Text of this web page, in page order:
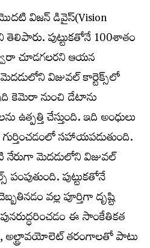
విజన్ డివైస్‌(Vision
తెలిపారు. పుట్టుకతోనే 100శాతం
చూడగలరని ఆయన
విజువల్ కార్టెక్స్‌లో
కెమెరా నుంచి డేటాను
చేస్తుంది. ఇది అంధులు
గుర్తించడంలో సహాయపడుతుంది.
నేరుగా మెదడులోని విజువల్
పంపుతుంది. పుట్టుకతోనే
వల్ల పూర్తిగా దృష్టి
ఈ సాంకేతికత
అల్ట్రావయోలెట్ తరంగాలతో పాటు